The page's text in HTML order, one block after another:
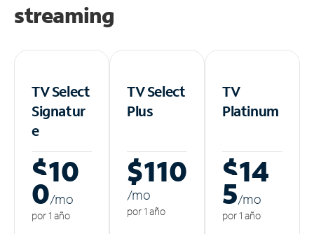
streaming
TV Select
Signatur
e
$10
0/mo
por 1 año
TV Select
Plus
$110
/mo
por 1 año
TV
Platinum
$14
5/mo
por 1 año